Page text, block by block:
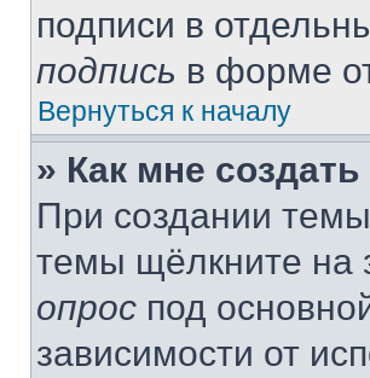
подписи в
подпись в форме
Вернуться к началу
» Как мне
При создании
темы щёлкните на
опрос под
зависимости от